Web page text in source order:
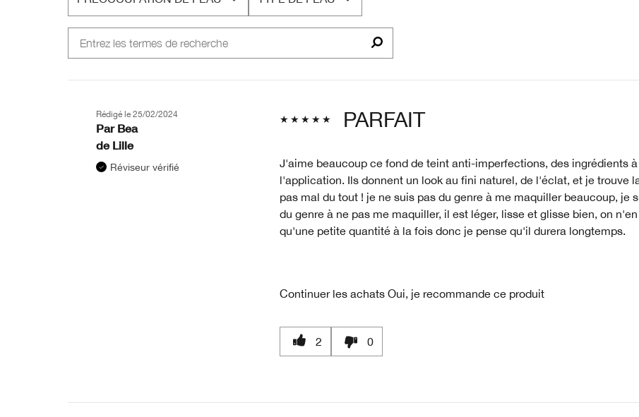
FRANÇAIS FRANÇAIS
PARFAIT
Rédigé le 25/02/2024
Par Bea
de Lille
Réviseur vérifié
J'aime beaucoup ce fond de teint anti-imperfections, des ingrédients à
l'application. Ils donnent un look au fini naturel, de l'éclat, et je trouve
pas mal du tout ! je ne suis pas du genre à me maquiller beaucoup, je
du genre à ne pas me maquiller, il est léger, lisse et glisse bien, on
qu'une petite quantité à la fois donc je pense qu'il durera longtemps.
Continuer les achats Oui, je recommande ce produit
2 0